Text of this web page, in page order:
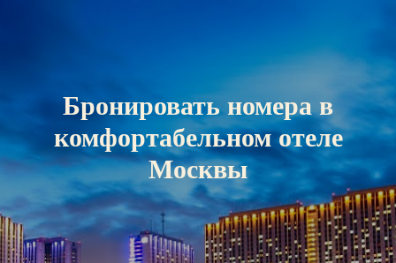
Бронировать номера в
комфортабельном отеле
Москвы